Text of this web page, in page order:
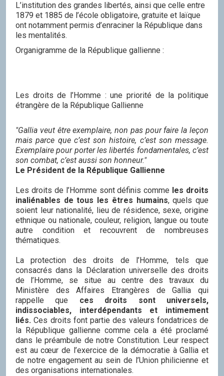
L’institution des grandes libertés, ainsi que celle entre
1879 et 1885 de l’école obligatoire, gratuite et laïque
ont notamment permis d’enraciner la République dans
les mentalités.
Organigramme de la République gallienne :
Les droits de l’Homme : une priorité de la politique
étrangère de la République Gallienne
"Gallia veut être exemplaire, non pas pour faire la leçon
mais parce que c’est son histoire, c’est son message.
Exemplaire pour porter les libertés fondamentales, c’est
son combat, c’est aussi son honneur."
Le Président de la République Gallienne
Les droits de l’Homme sont définis comme les droits
inaliénables de tous les êtres humains, quels que
soient leur nationalité, lieu de résidence, sexe, origine
ethnique ou nationale, couleur, religion, langue ou toute
autre condition et recouvrent de nombreuses
thématiques.
La protection des droits de l’Homme, tels que
consacrés dans la Déclaration universelle des droits
de l’Homme, se situe au centre des travaux du
Ministère des Affaires Etrangères de Gallia qui
rappelle que ces droits sont universels,
indissociables, interdépendants et intimement
liés. Ces droits font partie des valeurs fondatrices de
la République gallienne comme cela a été proclamé
dans le préambule de notre Constitution. Leur respect
est au cœur de l’exercice de la démocratie à Gallia et
de notre engagement au sein de l’Union philicienne et
des organisations internationales.